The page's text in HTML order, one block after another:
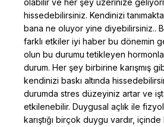
olabilir ve her şey üzerinize
hissedebilirsiniz. Kendinizi
bana ne oluyor yine diyebilirsiniz..
farklı etkiler iyi haber bu dönemin
olun bu durumu tetikleyen
durum. Her şey birbirine karışmış
kendinizi baskı altında
durumda stres düzeyiniz artar ve
etkilenebilir. Duygusal açlık ile
karıştığı birçok duygu vardır,